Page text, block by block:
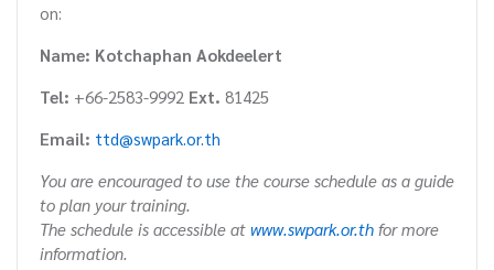
on:
Name: Kotchaphan Aokdeelert
Tel: +66-2583-9992 Ext. 81425
Email: ttd@swpark.or.th
You are encouraged to use the course schedule as a guide
to plan your training.
The schedule is accessible at www.swpark.or.th for more
information.